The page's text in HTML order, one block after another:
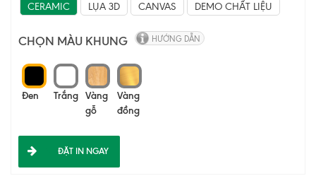
CERAMIC LỤA 3D CANVAS DEMO CHẤT LIỆU
CHỌN MÀU KHUNG HƯỚNG DẪN
Đen Trắng Vàng
gỗ
Vàng
đồng
ĐẶT IN NGAY